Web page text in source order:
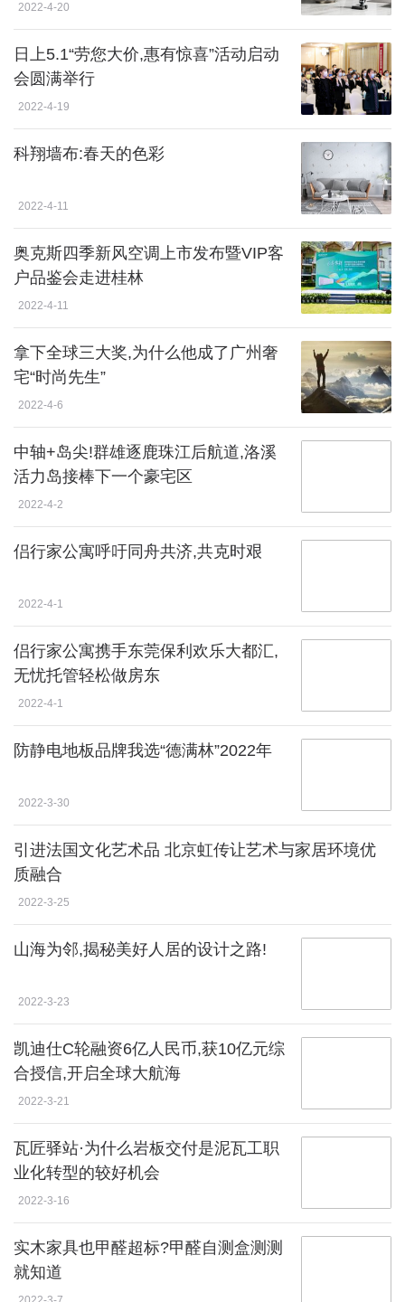
2022-4-20
日上5.1“劳您大价,惠有惊喜”活动启动
会圆满举行
2022-4-19
科翔墙布:春天的色彩
2022-4-11
奥克斯四季新风空调上市发布暨VIP客
户品鉴会走进桂林
2022-4-11
拿下全球三大奖,为什么他成了广州奢
宅“时尚先生”
2022-4-6
中轴+岛尖!群雄逐鹿珠江后航道,洛溪
活力岛接棒下一个豪宅区
2022-4-2
侣行家公寓呼吁同舟共济,共克时艰
2022-4-1
侣行家公寓携手东莞保利欢乐大都汇,
无忧托管轻松做房东
2022-4-1
防静电地板品牌我选“德满林”2022年
2022-3-30
引进法国文化艺术品 北京虹传让艺术与家居环境优
质融合
2022-3-25
山海为邻,揭秘美好人居的设计之路!
2022-3-23
凯迪仕C轮融资6亿人民币,获10亿元综
合授信,开启全球大航海
2022-3-21
瓦匠驿站·为什么岩板交付是泥瓦工职
业化转型的较好机会
2022-3-16
实木家具也甲醛超标?甲醛自测盒测测
就知道